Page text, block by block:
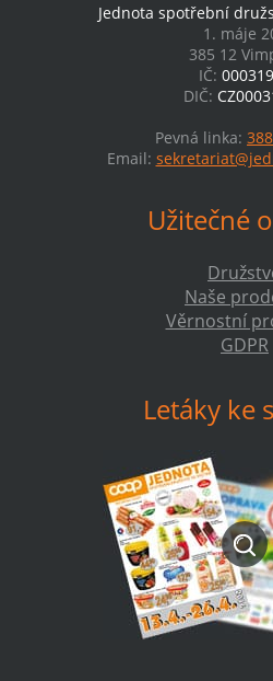
Jednota spotřební
1. máje
385 12
IČ:
DIČ:
Pevná linka:
Email:
Užitečné
Naše
Věrnostní
GDPR
Letáky ke